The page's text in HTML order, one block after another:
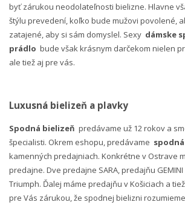
byť zárukou neodolateľnosti bielizne. Hlavne
štýlu prevedení, koľko bude mužovi povolené,
zatajené, aby si sám domyslel. Sexy dámske
prádlo bude však krásnym darčekom nielen
ale tiež aj pre vás.
Luxusná bielizeň a plavky
Spodná bielizeň predávame už 12 rokov a
špecialisti. Okrem eshopu, predávame
kamenných predajniach. Konkrétne v Ostrave
predajne. Dve predajne SARA, predajňu
Triumph. Ďalej máme predajňu v Košiciach a
pre Vás zárukou, že spodnej bielizni